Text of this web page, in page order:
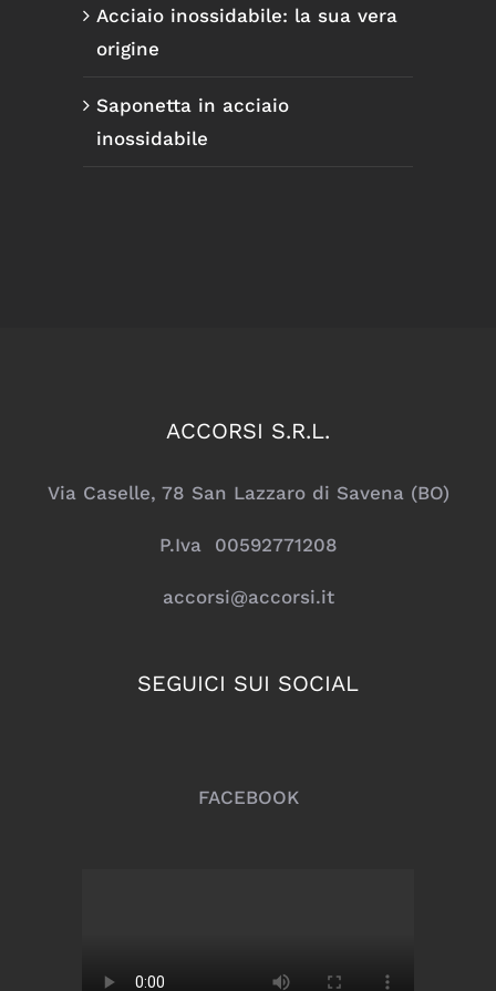
Acciaio inossidabile: la sua vera
origine
Saponetta in acciaio
inossidabile
ACCORSI S.R.L.
Via Caselle, 78 San Lazzaro di Savena (BO)
P.Iva 00592771208
accorsi@accorsi.it
SEGUICI SUI SOCIAL
FACEBOOK